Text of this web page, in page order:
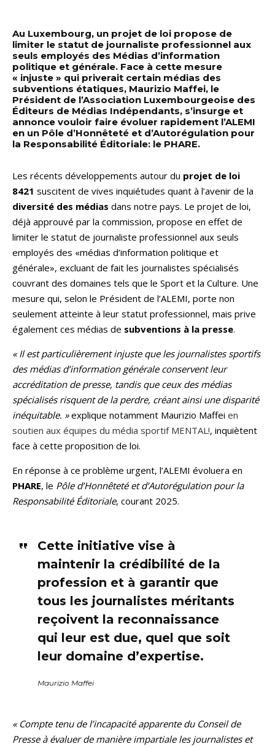
Au Luxembourg, un projet de loi propose de
limiter le statut de journaliste professionnel aux
seuls employés des Médias d’information
politique et générale. Face à cette mesure
« injuste » qui priverait certain médias des
subventions étatiques, Maurizio Maffei, le
Président de l’Association Luxembourgeoise des
Éditeurs de Médias Indépendants, s’insurge et
annonce vouloir faire évoluer rapidement l’ALEMI
en un Pôle d’Honnêteté et d’Autorégulation pour
la Responsabilité Éditoriale: le PHARE.
Les récents développements autour du projet de loi
8421 suscitent de vives inquiétudes quant à l’avenir de la
diversité des médias dans notre pays. Le projet de loi,
déjà approuvé par la commission, propose en effet de
limiter le statut de journaliste professionnel aux seuls
employés des «médias d’information politique et
générale», excluant de fait les journalistes spécialisés
couvrant des domaines tels que le Sport et la Culture. Une
mesure qui, selon le Président de l’ALEMI, porte non
seulement atteinte à leur statut professionnel, mais prive
également ces médias de subventions à la presse.
« Il est particulièrement injuste que les journalistes sportifs
des médias d’information générale conservent leur
accréditation de presse, tandis que ceux des médias
spécialisés risquent de la perdre, créant ainsi une disparité
inéquitable. »explique notamment Maurizio Maffei en
soutien aux équipes du média sportif MENTAL!, inquiètent
face à cette proposition de loi.
En réponse à ce problème urgent, l’ALEMI évoluera en
PHARE, le Pôle d’Honnêteté et d’Autorégulation pour la
Responsabilité Éditoriale, courant 2025.
Cette initiative vise à
maintenir la crédibilité de la
profession et à garantir que
tous les journalistes méritants
reçoivent la reconnaissance
qui leur est due, quel que soit
leur domaine d’expertise.
Maurizio Maffei
« Compte tenu de l’incapacité apparente du Conseil de
Presse à évaluer de manière impartiale les journalistes et